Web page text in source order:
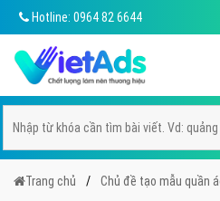
Hotline: 0964 82 6644
Trang chủ Chủ đề tạo mẫu quần